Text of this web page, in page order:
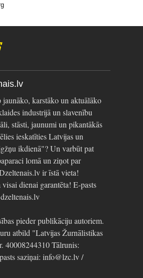
jaunāko, karstāko un aktuālāko
industrijā un slavenību
stāsti, jaunumi un pikantākās
ieskatīties Latvijas un
ikdienā"? Un varbūt pat
lomā un ziņot par
ir īstā vieta!
dienai garantēta! E-pasts
pieder publikāciju autoriem.
atbild "Latvijas Žurnālistikas
40008244310 Tālrunis:
saziņai: info@lzc.lv /